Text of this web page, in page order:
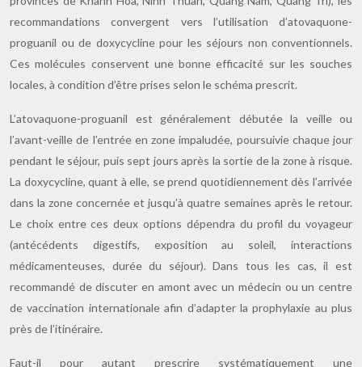
recommandations convergent vers l’utilisation d’atovaquone-
proguanil ou de doxycycline pour les séjours non conventionnels.
Ces molécules conservent une bonne efficacité sur les souches
locales, à condition d’être prises selon le schéma prescrit.
L’atovaquone-proguanil est généralement débutée la veille ou
l’avant-veille de l’entrée en zone impaludée, poursuivie chaque jour
pendant le séjour, puis sept jours après la sortie de la zone à risque.
La doxycycline, quant à elle, se prend quotidiennement dès l’arrivée
dans la zone concernée et jusqu’à quatre semaines après le retour.
Le choix entre ces deux options dépendra du profil du voyageur
(antécédents digestifs, exposition au soleil, interactions
médicamenteuses, durée du séjour). Dans tous les cas, il est
recommandé de discuter en amont avec un médecin ou un centre
de vaccination internationale afin d’adapter la prophylaxie au plus
près de l’itinéraire.
Faut-il pour autant prescrire systématiquement une